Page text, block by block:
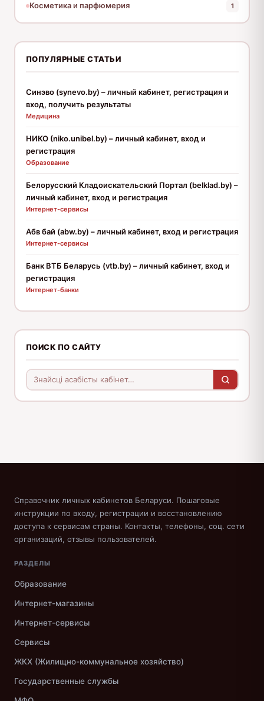
Косметика и парфюмерия 1
ПОПУЛЯРНЫЕ СТАТЬИ
Синэво (synevo.by) – личный кабинет, регистрация и
вход, получить результаты
Медицина
НИКО (niko.unibel.by) – личный кабинет, вход и
регистрация
Образование
Белорусский Кладоискательский Портал (belklad.by) –
личный кабинет, вход и регистрация
Интернет-сервисы
Абв бай (abw.by) – личный кабинет, вход и регистрация
Интернет-сервисы
Банк ВТБ Беларусь (vtb.by) – личный кабинет, вход и
регистрация
Интернет-банки
ПОИСК ПО САЙТУ
Справочник личных кабинетов Беларуси. Пошаговые
инструкции по входу, регистрации и восстановлению
доступа к сервисам страны. Контакты, телефоны, соц. сети
организаций, отзывы пользователей.
РАЗДЕЛЫ
Образование
Интернет-магазины
Интернет-сервисы
Сервисы
ЖКХ (Жилищно-коммунальное хозяйство)
Государственные службы